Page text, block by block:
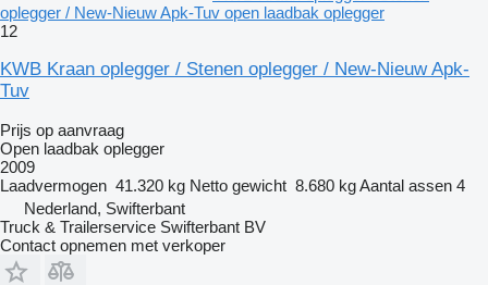
oplegger / New-Nieuw Apk-Tuv open laadbak oplegger
12
KWB Kraan oplegger / Stenen oplegger / New-Nieuw Apk-
Tuv
Prijs op aanvraag
Open laadbak oplegger
2009
Laadvermogen 41.320 kg Netto gewicht 8.680 kgAantal assen 4
Nederland, Swifterbant
Truck & Trailerservice Swifterbant BV
Contact opnemen met verkoper